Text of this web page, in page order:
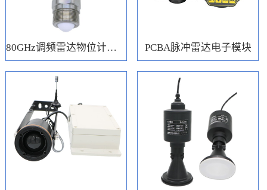
80GHz调频雷达物位计（RBRD71） PCBA脉冲雷达电子模块